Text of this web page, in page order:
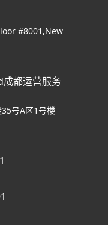
#8001,New
都运营服务
号A区1号楼